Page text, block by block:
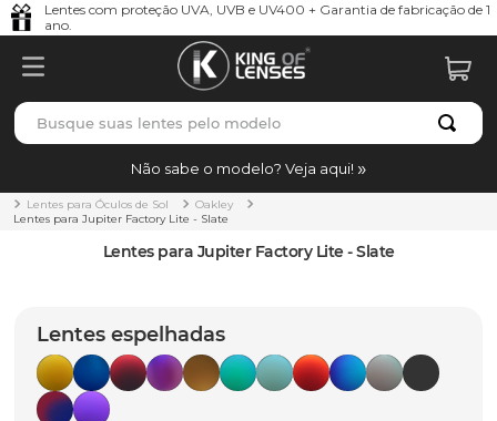
Lentes com proteção UVA, UVB e UV400 + Garantia de fabricação de 1
ano.
Busque suas lentes pelo modelo
Não sabe o modelo? Veja aqui!
Lentes para Óculos de Sol
Oakley
Lentes para Jupiter Factory Lite - Slate
Lentes para Jupiter Factory Lite - Slate
Lentes espelhadas
TERMOS MAIS BUSCADOS
1º borrachas
holbrook
5º chaves
6º t-shock